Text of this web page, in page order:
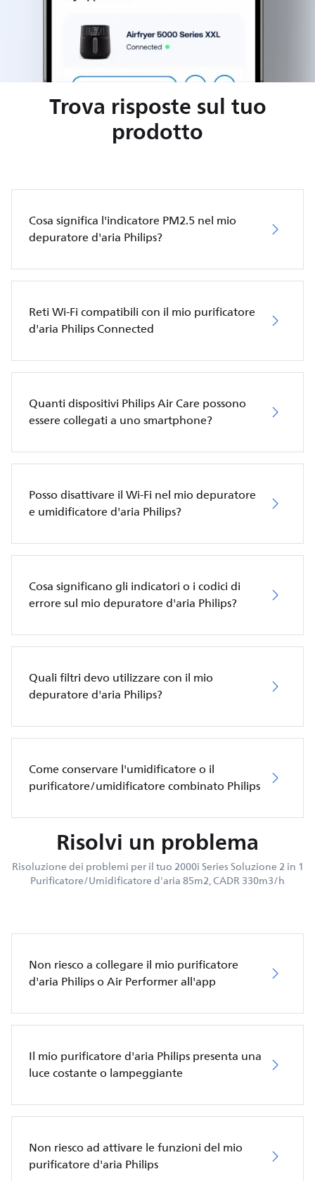
Trova risposte sul tuo
prodotto
Cosa significa l'indicatore PM2.5 nel mio
depuratore d'aria Philips?
Reti Wi-Fi compatibili con il mio purificatore
d'aria Philips Connected
Quanti dispositivi Philips Air Care possono
essere collegati a uno smartphone?
Posso disattivare il Wi-Fi nel mio depuratore
e umidificatore d'aria Philips?
Cosa significano gli indicatori o i codici di
errore sul mio depuratore d'aria Philips?
Quali filtri devo utilizzare con il mio
depuratore d'aria Philips?
Come conservare l'umidificatore o il
purificatore/umidificatore combinato Philips
Risolvi un problema
Risoluzione dei problemi per il tuo 2000i Series Soluzione 2 in 1
Purificatore/Umidificatore d'aria 85m2, CADR 330m3/h
Non riesco a collegare il mio purificatore
d'aria Philips o Air Performer all'app
Il mio purificatore d'aria Philips presenta una
luce costante o lampeggiante
Non riesco ad attivare le funzioni del mio
purificatore d'aria Philips